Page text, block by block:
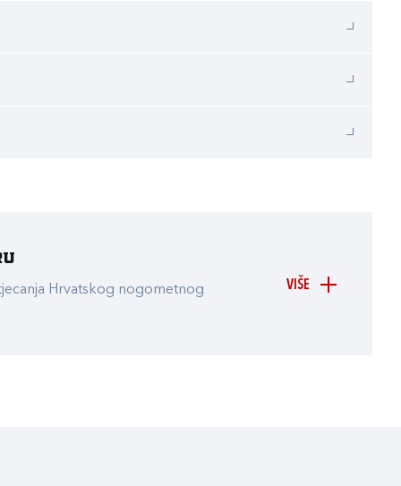
VIŠE
Hrvatskog nogometnog